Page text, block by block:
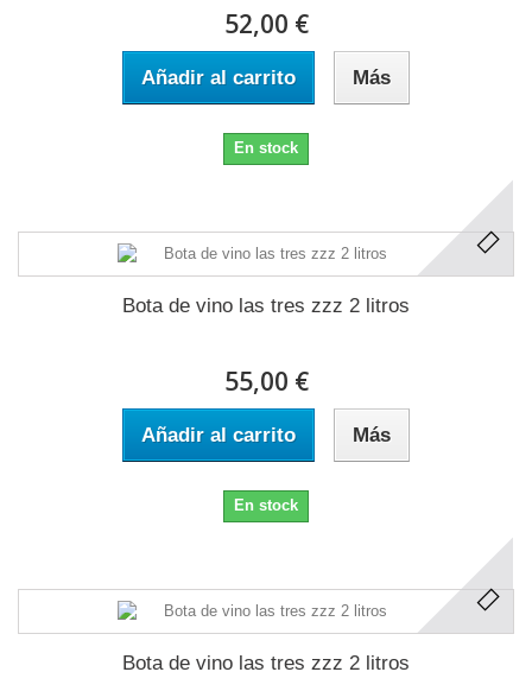
52,00 €
Añadir al carrito Más
En stock
Bota de vino las tres zzz 2 litros
55,00 €
Añadir al carrito Más
En stock
Bota de vino las tres zzz 2 litros